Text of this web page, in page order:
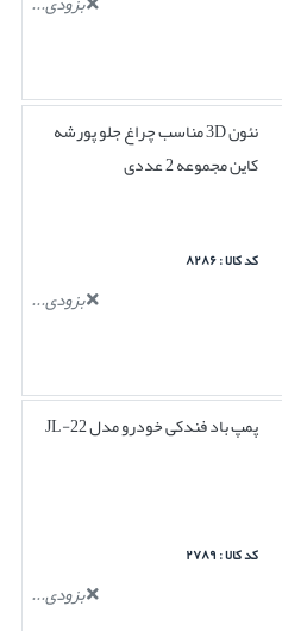
نئون 3D مناسب چراغ جلو پورشه
کاین مجموعه 2 عددی
کد کالا : ۸۲۸۶
بزودی...
پمپ باد فندکی خودرو مدل JL-22
کد کالا : ۲۷۸۹
بزودی...